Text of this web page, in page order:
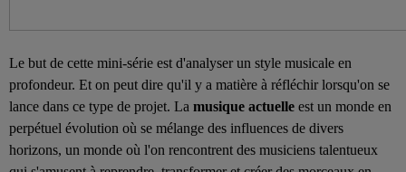
Le but de cette mini-série est d'analyser un style musicale en
profondeur. Et on peut dire qu'il y a matière à réfléchir lorsqu'on se
lance dans ce type de projet. La musique actuelle est un monde en
perpétuel évolution où se mélange des influences de divers
horizons, un monde où l'on rencontrent des musiciens talentueux